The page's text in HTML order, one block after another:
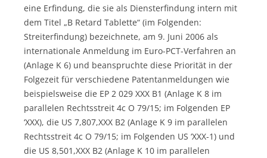
eine Erfindung, die sie als Diensterfindung intern mit
dem Titel „B Retard Tablette“ (im Folgenden:
Streiterfindung) bezeichnete, am 9. Juni 2006 als
internationale Anmeldung im Euro-PCT-Verfahren an
(Anlage K 6) und beanspruchte diese Priorität in der
Folgezeit für verschiedene Patentanmeldungen wie
beispielsweise die EP 2 029 XXX B1 (Anlage K 8 im
parallelen Rechtsstreit 4c O 79/15; im Folgenden EP
‘XXX), die US 7,807,XXX B2 (Anlage K 9 im parallelen
Rechtsstreit 4c O 79/15; im Folgenden US ‘XXX-1) und
die US 8,501,XXX B2 (Anlage K 10 im parallelen